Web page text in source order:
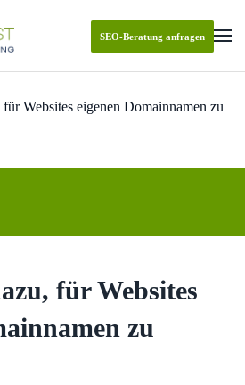
SEO-Beratung anfragen
Websites eigenen Domainnamen zu
für Websites
zu